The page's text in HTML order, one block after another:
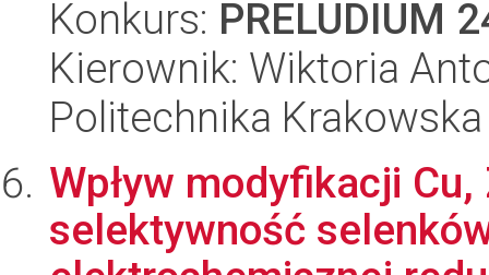
Konkurs: PRELUDIUM
Kierownik: Wiktoria
Politechnika
Wpływ modyfikacji
selektywność